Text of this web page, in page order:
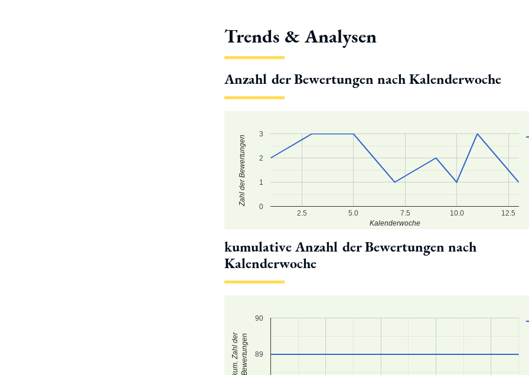
Trends & Analysen
Anzahl der Bewertungen nach Kalenderwoche
2.5 5.0 7.5 10.0 12.5
0
1
2
3
Kalenderwoche
Zahl der Bewertungen
kumulative Anzahl der Bewertungen nach
Kalenderwoche
89
90
kum. Zahl derBewertungen